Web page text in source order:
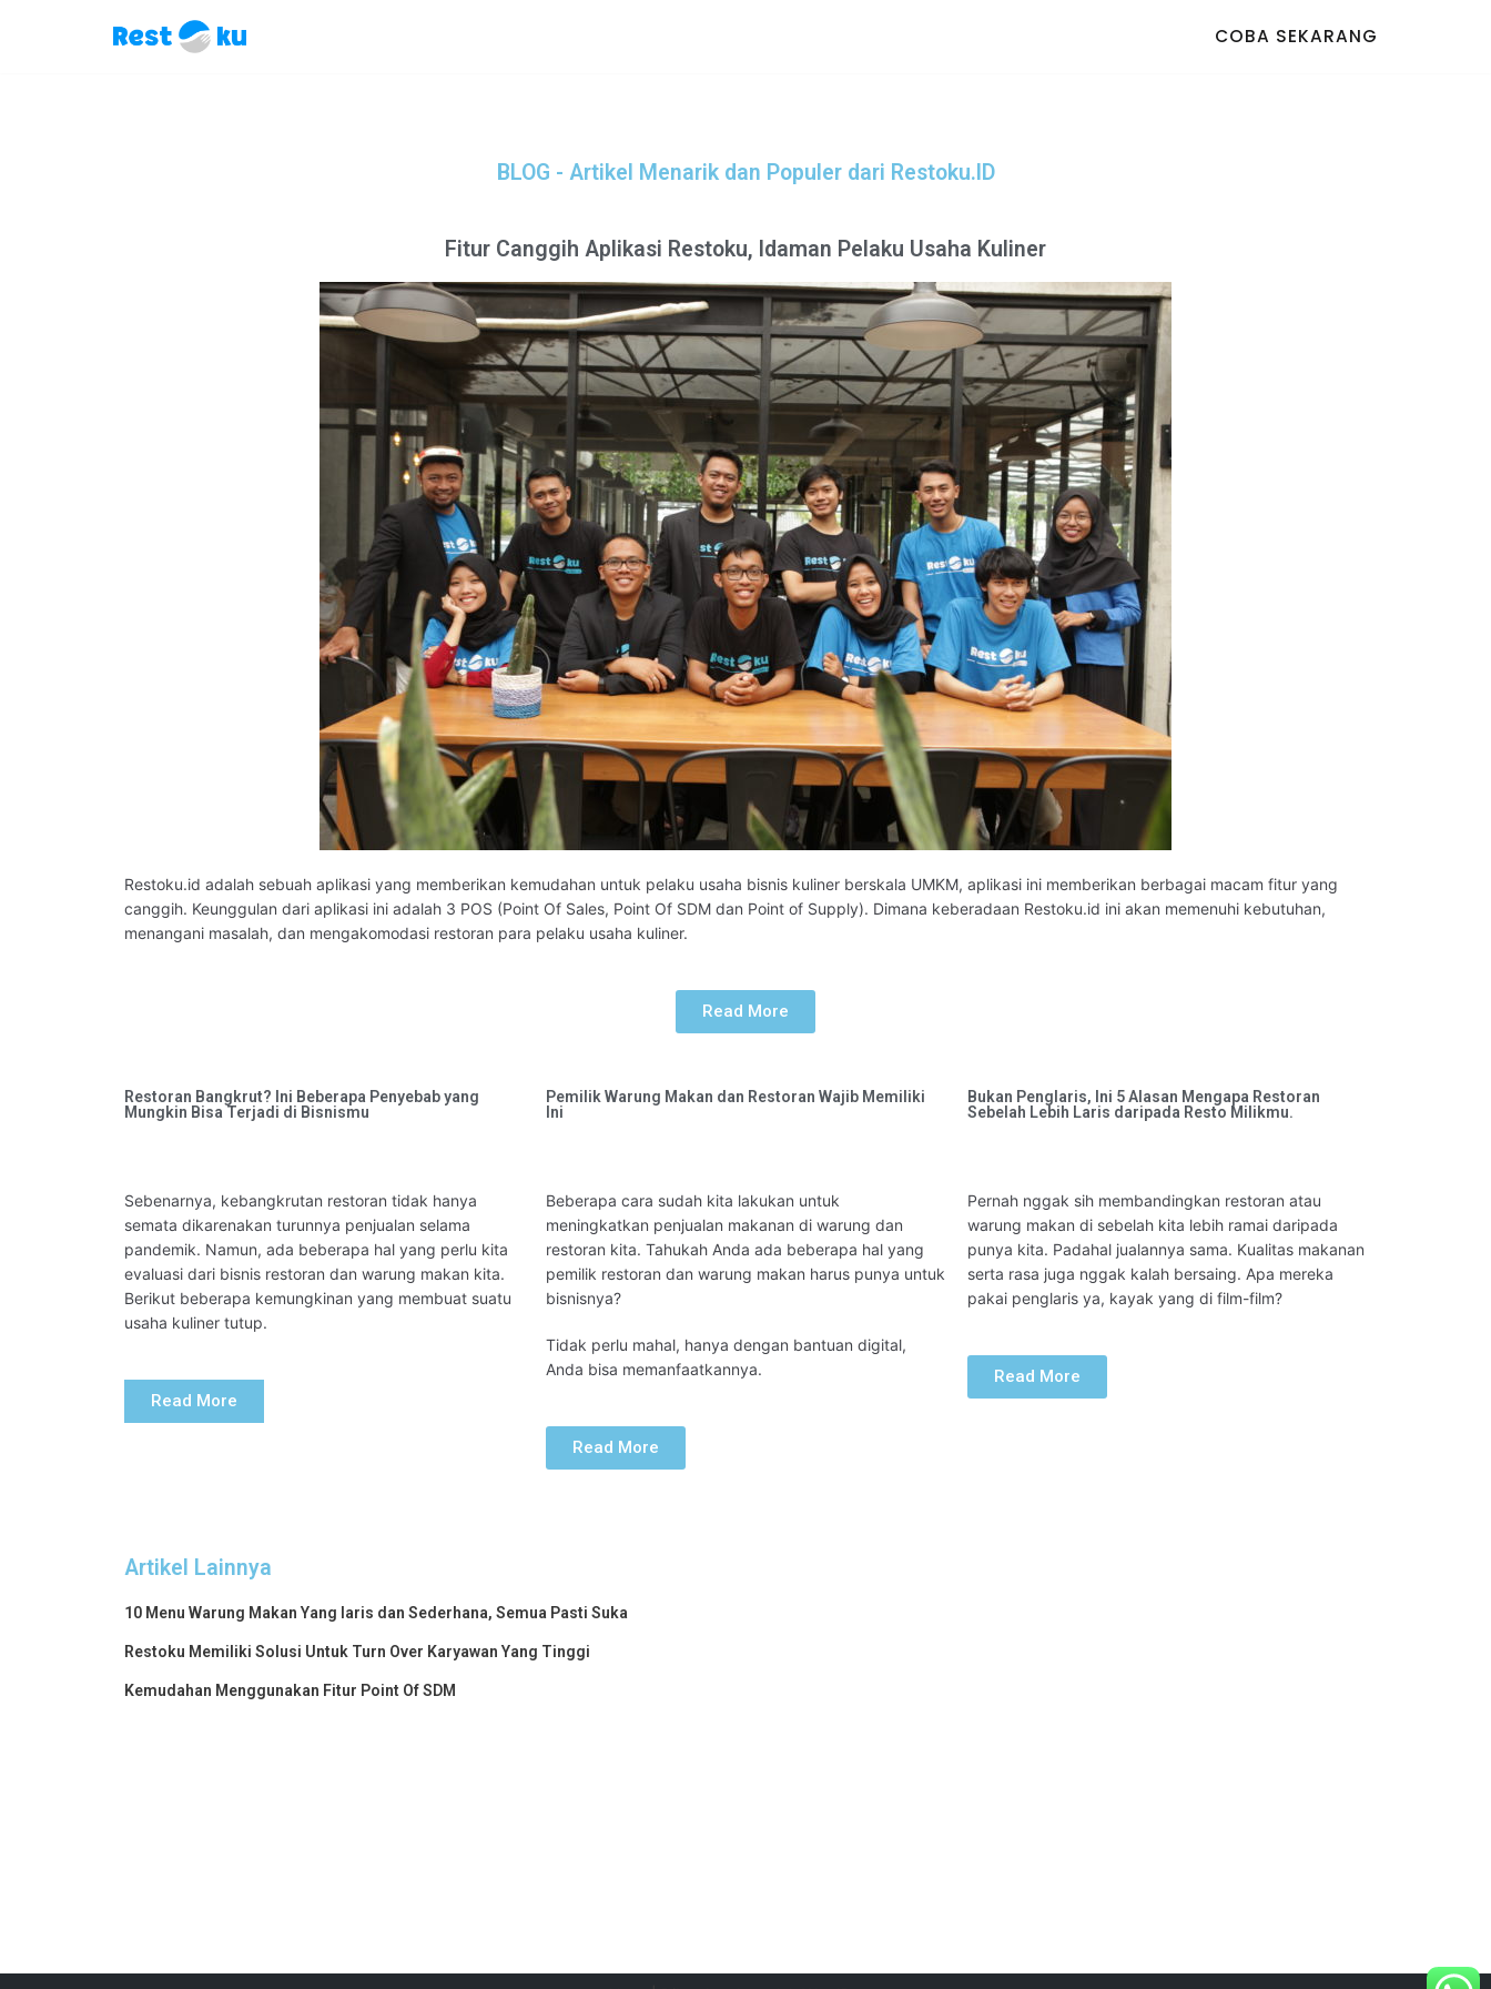
COBA SEKARANG
BLOG - Artikel Menarik dan Populer dari Restoku.ID
Fitur Canggih Aplikasi Restoku, Idaman Pelaku Usaha Kuliner
Restoku.id adalah sebuah aplikasi yang memberikan kemudahan untuk pelaku usaha bisnis kuliner berskala UMKM, aplikasi ini memberikan berbagai macam fitur yang
canggih. Keunggulan dari aplikasi ini adalah 3 POS (Point Of Sales, Point Of SDM dan Point of Supply). Dimana keberadaan Restoku.id ini akan memenuhi kebutuhan,
menangani masalah, dan mengakomodasi restoran para pelaku usaha kuliner.
Read More
Restoran Bangkrut? Ini Beberapa Penyebab yang
Mungkin Bisa Terjadi di Bisnismu
Sebenarnya, kebangkrutan restoran tidak hanya
semata dikarenakan turunnya penjualan selama
pandemik. Namun, ada beberapa hal yang perlu kita
evaluasi dari bisnis restoran dan warung makan kita.
Berikut beberapa kemungkinan yang membuat suatu
usaha kuliner tutup.
Read More
Pemilik Warung Makan dan Restoran Wajib Memiliki
Ini
Beberapa cara sudah kita lakukan untuk
meningkatkan penjualan makanan di warung dan
restoran kita. Tahukah Anda ada beberapa hal yang
pemilik restoran dan warung makan harus punya untuk
bisnisnya?
Tidak perlu mahal, hanya dengan bantuan digital,
Anda bisa memanfaatkannya.
Read More
Bukan Penglaris, Ini 5 Alasan Mengapa Restoran
Sebelah Lebih Laris daripada Resto Milikmu.
Pernah nggak sih membandingkan restoran atau
warung makan di sebelah kita lebih ramai daripada
punya kita. Padahal jualannya sama. Kualitas makanan
serta rasa juga nggak kalah bersaing. Apa mereka
pakai penglaris ya, kayak yang di film-film?
Read More
Artikel Lainnya
10 Menu Warung Makan Yang laris dan Sederhana, Semua Pasti Suka
Restoku Memiliki Solusi Untuk Turn Over Karyawan Yang Tinggi
Kemudahan Menggunakan Fitur Point Of SDM